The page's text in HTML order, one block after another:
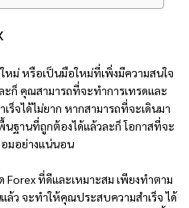
ม่ หรือเป็นมือใหม่ที่เพิ่งมีความสนใจ
ะก็ คุณสามารถที่จะทำการเทรดและ
จได้ไม่ยาก หากสามารถที่จะเดินมา
ฐานที่ถูกต้องได้แล้วละก็ โอกาสที่จะ
อมอย่างแน่นอน
Forex ที่ดีและเหมาะสม เพียงทำตาม
ว จะทำให้คุณประสบความสำเร็จ ได้